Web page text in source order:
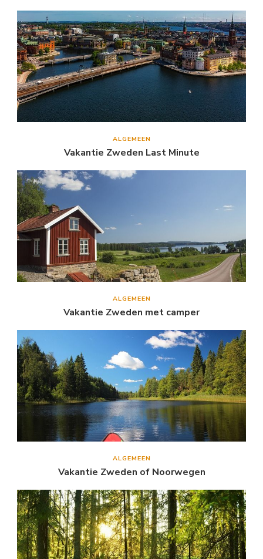
ALGEMEEN
Vakantie Zweden Last Minute
ALGEMEEN
Vakantie Zweden met camper
ALGEMEEN
Vakantie Zweden of Noorwegen